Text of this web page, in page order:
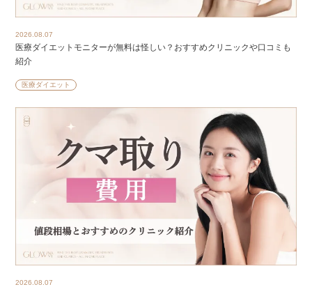
2026.08.07
医療ダイエットモニターが無料は怪しい？おすすめクリニックや口コミも
紹介
医療ダイエット
2026.08.07